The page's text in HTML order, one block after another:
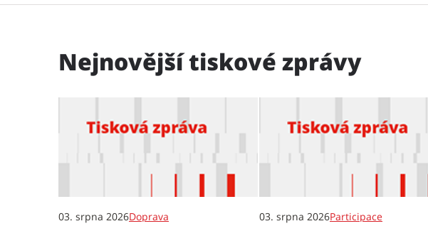
Nejnovější tiskové zprávy
03. srpna 2026Doprava 03. srpna 2026Participace